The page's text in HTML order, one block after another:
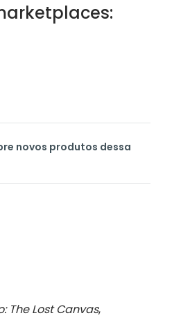
novos produtos dessa
The Lost Canvas,